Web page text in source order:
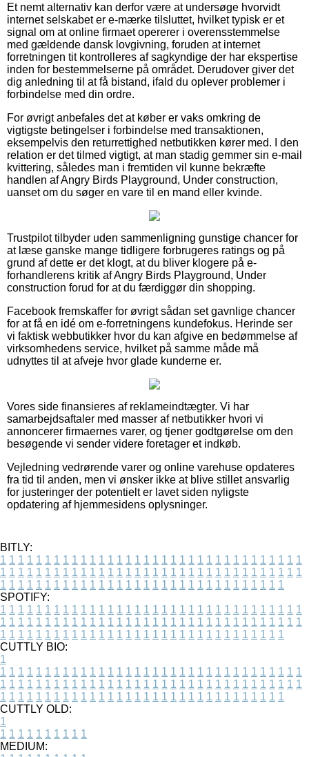
Et nemt alternativ kan derfor være at undersøge hvorvidt
internet selskabet er e-mærke tilsluttet, hvilket typisk er et
signal om at online firmaet opererer i overensstemmelse
med gældende dansk lovgivning, foruden at internet
forretningen tit kontrolleres af sagkyndige der har ekspertise
inden for bestemmelserne på området. Derudover giver det
dig anledning til at få bistand, ifald du oplever problemer i
forbindelse med din ordre.
For øvrigt anbefales det at køber er vaks omkring de
vigtigste betingelser i forbindelse med transaktionen,
eksempelvis den returrettighed netbutikken kører med. I den
relation er det tilmed vigtigt, at man stadig gemmer sin e-mail
kvittering, således man i fremtiden vil kunne bekræfte
handlen af Angry Birds Playground, Under construction,
uanset om du søger en vare til en mand eller kvinde.
Trustpilot tilbyder uden sammenligning gunstige chancer for
at læse ganske mange tidligere forbrugeres ratings og på
grund af dette er det klogt, at du bliver klogere på e-
forhandlerens kritik af Angry Birds Playground, Under
construction forud for at du færdiggør din shopping.
Facebook fremskaffer for øvrigt sådan set gavnlige chancer
for at få en idé om e-forretningens kundefokus. Herinde ser
vi faktisk webbutikker hvor du kan afgive en bedømmelse af
virksomhedens service, hvilket på samme måde må
udnyttes til at afveje hvor glade kunderne er.
Vores side finansieres af reklameindtægter. Vi har
samarbejdsaftaler med masser af netbutikker hvori vi
annoncerer firmaernes varer, og tjener godtgørelse om den
besøgende vi sender videre foretager et indkøb.
Vejledning vedrørende varer og online varehuse opdateres
fra tid til anden, men vi ønsker ikke at blive stillet ansvarlig
for justeringer der potentielt er lavet siden nyligste
opdatering af hjemmesidens oplysninger.
BITLY:
1 1 1 1 1 1 1 1 1 1 1 1 1 1 1 1 1 1 1 1 1 1 1 1 1 1 1 1 1 1 1 1 1 1
1 1 1 1 1 1 1 1 1 1 1 1 1 1 1 1 1 1 1 1 1 1 1 1 1 1 1 1 1 1 1 1 1 1
1 1 1 1 1 1 1 1 1 1 1 1 1 1 1 1 1 1 1 1 1 1 1 1 1 1 1 1 1 1 1 1
SPOTIFY:
1 1 1 1 1 1 1 1 1 1 1 1 1 1 1 1 1 1 1 1 1 1 1 1 1 1 1 1 1 1 1 1 1 1
1 1 1 1 1 1 1 1 1 1 1 1 1 1 1 1 1 1 1 1 1 1 1 1 1 1 1 1 1 1 1 1 1 1
1 1 1 1 1 1 1 1 1 1 1 1 1 1 1 1 1 1 1 1 1 1 1 1 1 1 1 1 1 1 1 1
CUTTLY BIO:
1
1 1 1 1 1 1 1 1 1 1 1 1 1 1 1 1 1 1 1 1 1 1 1 1 1 1 1 1 1 1 1 1 1 1
1 1 1 1 1 1 1 1 1 1 1 1 1 1 1 1 1 1 1 1 1 1 1 1 1 1 1 1 1 1 1 1 1 1
1 1 1 1 1 1 1 1 1 1 1 1 1 1 1 1 1 1 1 1 1 1 1 1 1 1 1 1 1 1 1 1
CUTTLY OLD:
1
1 1 1 1 1 1 1 1 1 1
MEDIUM: